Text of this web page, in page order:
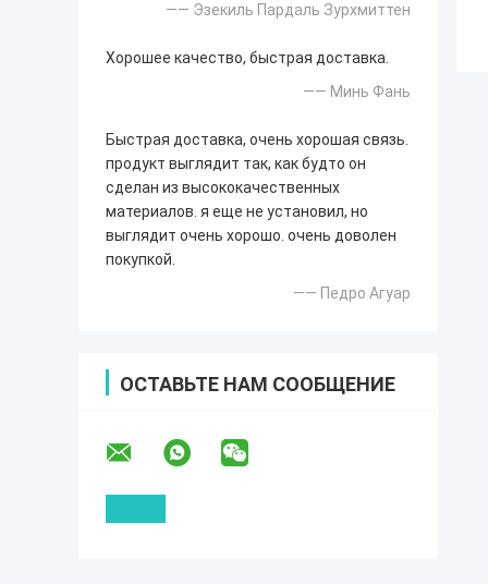
—— Эзекиль Пардаль Зурхмиттен
Хорошее качество, быстрая доставка.
—— Минь Фань
Быстрая доставка, очень хорошая связь.
продукт выглядит так, как будто он
сделан из высококачественных
материалов. я еще не установил, но
выглядит очень хорошо. очень доволен
покупкой.
—— Педро Агуар
ОСТАВЬТЕ НАМ СООБЩЕНИЕ